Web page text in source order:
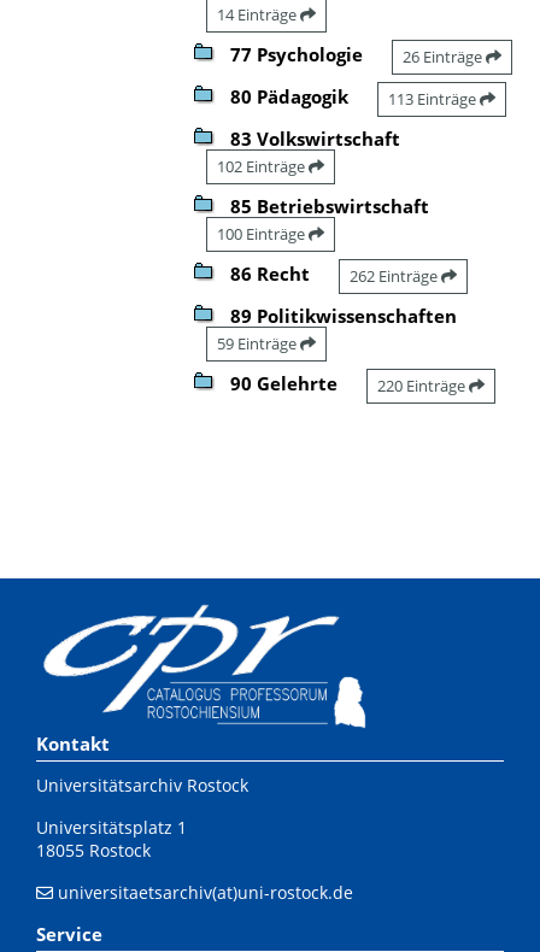
14 Einträge
77 Psychologie 26 Einträge
80 Pädagogik 113 Einträge
83 Volkswirtschaft
102 Einträge
85 Betriebswirtschaft
100 Einträge
86 Recht 262 Einträge
89 Politikwissenschaften
59 Einträge
90 Gelehrte 220 Einträge
Kontakt
Universitätsarchiv Rostock
Universitätsplatz 1
18055 Rostock
universitaetsarchiv(at)uni-rostock.de
Service